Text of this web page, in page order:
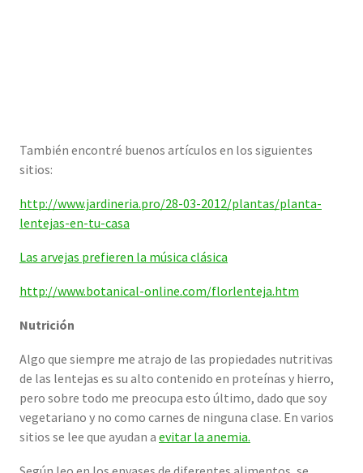
También encontré buenos artículos en los siguientes
sitios:
http://www.jardineria.pro/28-03-2012/plantas/planta-
lentejas-en-tu-casa
Las arvejas prefieren la música clásica
http://www.botanical-online.com/florlenteja.htm
Nutrición
Algo que siempre me atrajo de las propiedades nutritivas
de las lentejas es su alto contenido en proteínas y hierro,
pero sobre todo me preocupa esto último, dado que soy
vegetariano y no como carnes de ninguna clase. En varios
sitios se lee que ayudan a evitar la anemia.